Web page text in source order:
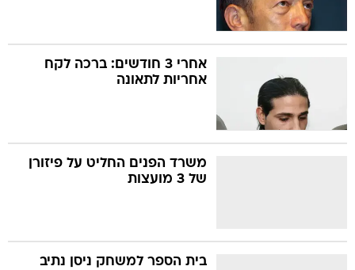
אחרי 3 חודשים: ברכה לקח
אחריות לתאונה
משרד הפנים החליט על פיזורן
של 3 מועצות
בית הספר למשחק ניסן נתיב